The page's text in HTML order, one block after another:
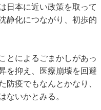
日本に近い政策を取って
静化につながり、初歩的
とによるごまかしがあっ
を抑え、医療崩壊を回避
防疫でもなんとかなり、
ないかとみる。